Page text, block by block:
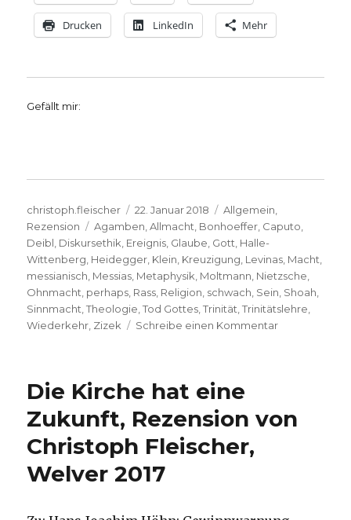
Drucken LinkedIn Mehr
Gefällt mir:
Autor
christoph.fleischer
Veröffentlicht
am
22. Januar 2018 Kategorien
Allgemein
Rezension
Schlagwörter
Agamben ,Allmacht Bonhoeffer Caputo
Deibl Diskursethik Ereignis Glaube Gott Halle-
Wittenberg Heidegger Klein Kreuzigung Levinas Macht
messianisch Messias Metaphysik Moltmann Nietzsche
Ohnmacht perhaps Rass Religion schwach Sein Shoah
Sinnmacht ,Theologie ,Tod Gottes ,Trinität ,Trinitätslehre
Wiederkehr Zizek Schreibe einen Kommentarzu
Rezension,
Die Kirche hat eine
Zukunft, Rezension von
Christoph Fleischer,
Welver 2017